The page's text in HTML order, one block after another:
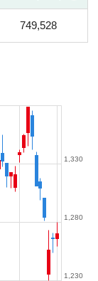
749,528
1,230
1,280
1,330